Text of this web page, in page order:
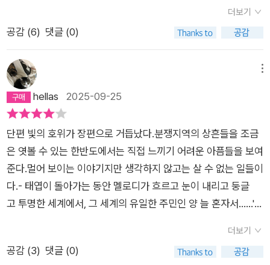
었다. 이후 승주는 누가 시킨것도 아닌데 권은에게 이것 저것 먹
거리와 필요한 것들을 가져다 주고 종국에는 아버지가 외국에서
사와 장롱 속에 넣어둔 필름 카메라를 건네게 된다. 생의 의지를
서서히 소멸시키던 권은은 승주의 보살핌과 카메라로 인해 다시
금 불을 붙일 수 있게 된다. 권은을 기억한 승주는 인터뷰를 하고
얼마 되지 않아 권은의 사고 소식을 접하게 되고 우크라이나에서
스차와의 화상 인터뷰를 준비하는 과정에서 승주의 아내 민영은
어린 지유에게 행여나 불운이 끼칠까 두려운 마음에 남편 승주가
전쟁 지역의 여성과 인터뷰를 하는 것을 못마땅하게 여긴다. 승주
는 지유에게 좋은 것만을 보여주고 싶은 아내의 마음을 이해하면
서도 전쟁 중인 지역의 사람들을 외면하려고는 이기적인 민영에
게 실망감을 느끼게 된다. 분쟁 지역을 활보하던 권은은 사고로
다리 한 쪽을 잃게 되고 사진가가 되는 데 결정적인 영향을 미쳤
두컴컴한 방 안에서 세상 속으로 한 발짝씩 나아갈 수 있었던 것
을 읽고 2부로 넘어가려고 했으나 집중력이 저하되기도 했고 현
용기가 필요할 줄은 미처 알지 못하였습니다.사실 이 소설을 읽기
전에 정유정작가님의 [영원한 천국]을 140여쪽 읽기도 했는 데
흡입력이 강했지만 500여쪽이 넘는 분량과 그 분량만큼 등장하
는 낯선 단어들 그리고 무엇보다 이야기엔 연관성은 없으나 욕망
3부작의 첫번째였던 [완전한 행복]을 작은도서관에서 빌려왔으
나 읽지 않고 다시 되돌려주었기에 과감하게 포기했었기에 여기
서 그만두면 마음 아플 일도 없을 텐데하는 자조도 했지만 집중해
서 다시 읽어나갔고 단편에서 등장하지 않던 승준의 아내 민영,
공습으로 인해 모든 주민들이 피난을 떠난 우크라이나 히르키우
살아온 옥사나를 포함한 우리 주변에서 볼 수 있는 이웃같은 인물
들 주변으로 흩어있다 모여드는 빛과 암울한 현실 속에서도 공경
속작이기 때문이다. 『빛과 멜로디』는 단편 <빛의 호위>의 장편
버전이기 떄문에 첫 부분은 전작과 내용이 많이 겹친다. 분쟁 지
은. 인터뷰 전문기자로 권은을 인터뷰했던 승준. 이 둘은 오래 전
깊은 인연이 있다. 부모님이 모두 떠나고 허름한 공간에 있던 권
은을 찾아가 챙겨주고 아버지의 카메라를 갖다 주었던 승준. 외롭
준 카메라로 빛을 보게 된다. 어둠에 갇혀 있던 은에게 카메라는
빛이 모여드는 세계. 그 빛의 경이로움에 은은 삶의 희망을 잃은
내전 지역의 사람들을 찾아가 사진을 찍는 작가가 된다. 하지만
행운의 여신은 권은을 비켜가고 권은은 다리를 절단하게 된
다. 『빛과 멜로디』 에는 <빛의 호위>에 이어 승준과 권은을 중
심으로 인연이 맺어진 사람들의 이야기가 이어달리기처럼 이어
진다. 아직도 전쟁이 한참인 우크라이나에서 임산부로 삶을 살아
더보기
공감 (6) 댓글 (0)
hellas 2025-09-25
단편 빛의 호위가 장편으로 거듭났다.분쟁지역의 상흔들을 조금
은 엿볼 수 있는 한반도에서는 직접 느끼기 어려운 아픔들을 보여
준다.멀어 보이는 이야기지만 생각하지 않고는 살 수 없는 일들이
다.- 태엽이 돌아가는 동안 멜로디가 흐르고 눈이 내리고 둥글
고 투명한 세계에서, 그 세계의 유일한 주민인 양 늘 혼자서......'태
가엾은 사람이 아니라는 말, 위험하게 살았고 결국 그 위험을 피
하지 못해 다리 하나를 잃었지만 그것이 내 삶의 전부가 아니라는
더보기
공감 (3) 댓글 (0)